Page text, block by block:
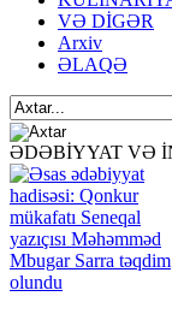
VƏ DİGƏR
Arxiv
ƏLAQƏ
ƏDƏBİYYAT VƏ